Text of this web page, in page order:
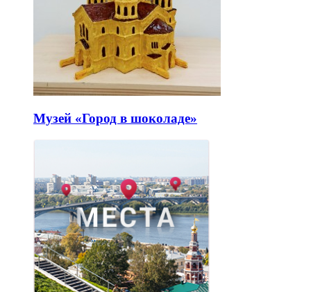
Музей «Город в шоколаде»